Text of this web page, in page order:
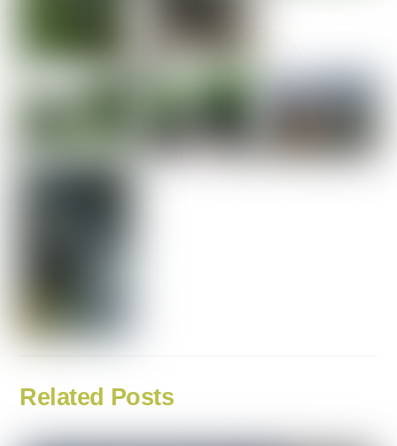
Related Posts